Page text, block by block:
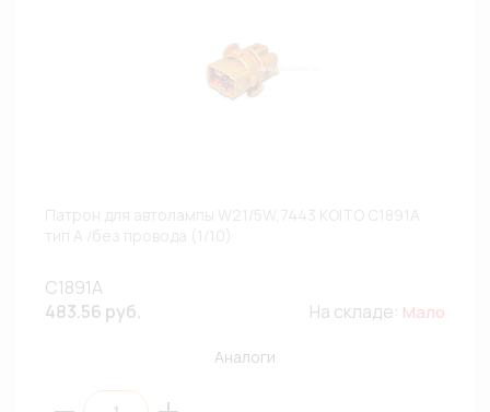
C1891A
483.56 руб.
На складе: Мало
Аналоги